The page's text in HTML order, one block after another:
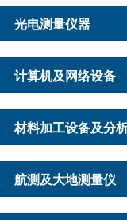
光电测量仪器
计算机及网络设备
材料加工设备及分
航测及大地测量仪